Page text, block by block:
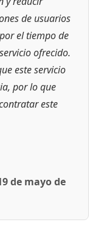
de usuarios
el tiempo de
ofrecido.
este servicio
por lo que
este
de mayo de